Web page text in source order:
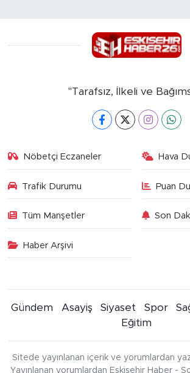
"Tarafsız, İlkeli ve
Nöbetçi Eczaneler Hava
Trafik Durumu Puan
Tüm Manşetler Son
Haber Arşivi
Gündem Asayiş Siyaset Spor
Eğitim
Sitede yayınlanan içerik ve yorumlardan
Yayınlanan yorumlardan Eskişehir Haber -